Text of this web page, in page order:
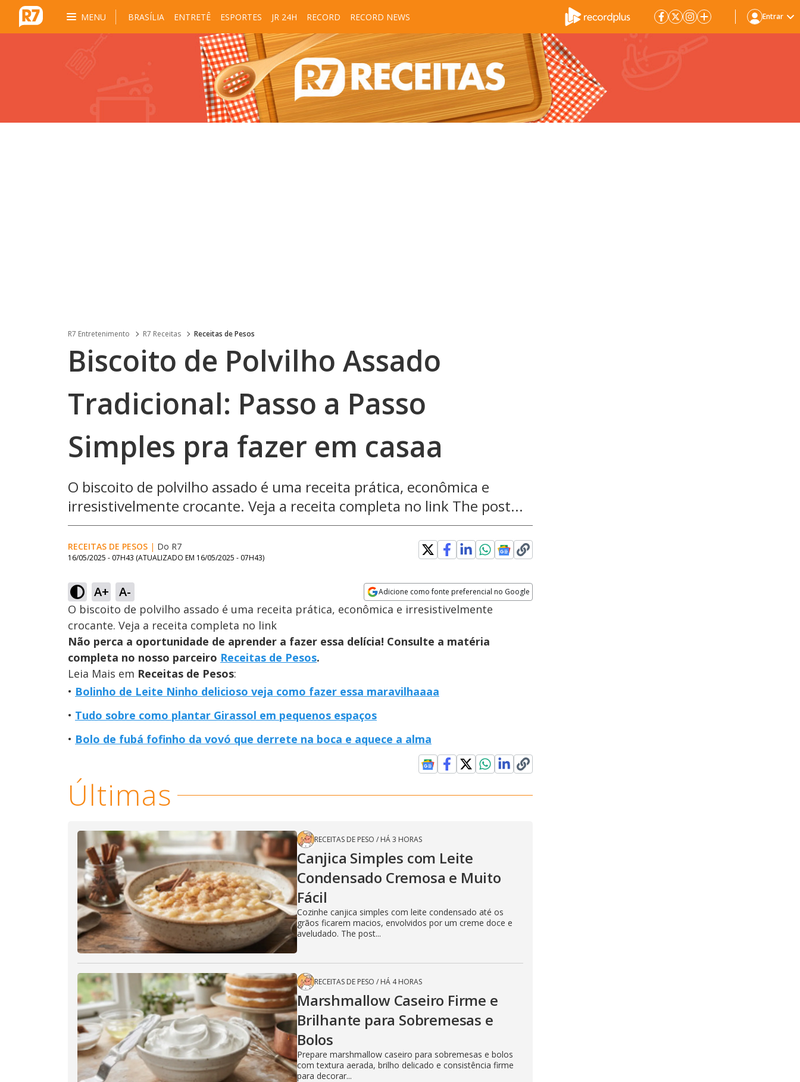
MENU BRASÍLIA ENTRETÊ ESPORTES JR 24H RECORD RECORD NEWS Entrar
R7 Entretenimento R7 Receitas Receitas de Pesos
Biscoito de Polvilho Assado
Tradicional: Passo a Passo
Simples pra fazer em casaa
O biscoito de polvilho assado é uma receita prática, econômica e
irresistivelmente crocante. Veja a receita completa no link The post...
RECEITAS DE PESOS | Do R7
16/05/2025 - 07H43 (ATUALIZADO EM 16/05/2025 - 07H43)
A+ A- Adicione como fonte preferencial no Google
Opens in new window
O biscoito de polvilho assado é uma receita prática, econômica e irresistivelmente
crocante. Veja a receita completa no link
Não perca a oportunidade de aprender a fazer essa delícia! Consulte a matéria
completa no nosso parceiro Receitas de Pesos.
Leia Mais em Receitas de Pesos:
Bolinho de Leite Ninho delicioso veja como fazer essa maravilhaaaa
Tudo sobre como plantar Girassol em pequenos espaços
Bolo de fubá fofinho da vovó que derrete na boca e aquece a alma
Últimas
RECEITAS DE PESO / HÁ 3 HORAS
Canjica Simples com Leite
Condensado Cremosa e Muito
Fácil
Cozinhe canjica simples com leite condensado até os
grãos ficarem macios, envolvidos por um creme doce e
aveludado. The post...
RECEITAS DE PESO / HÁ 4 HORAS
Marshmallow Caseiro Firme e
Brilhante para Sobremesas e
Bolos
Prepare marshmallow caseiro para sobremesas e bolos
com textura aerada, brilho delicado e consistência firme
para decorar...